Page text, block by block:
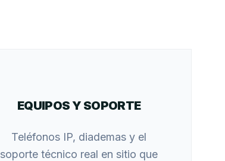
EQUIPOS Y SOPORTE
Teléfonos IP, diademas y el
soporte técnico real en sitio que